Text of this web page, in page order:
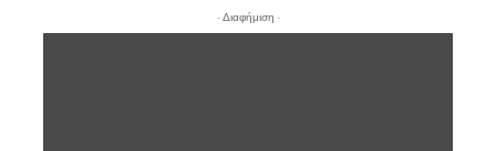
- Διαφήμιση -